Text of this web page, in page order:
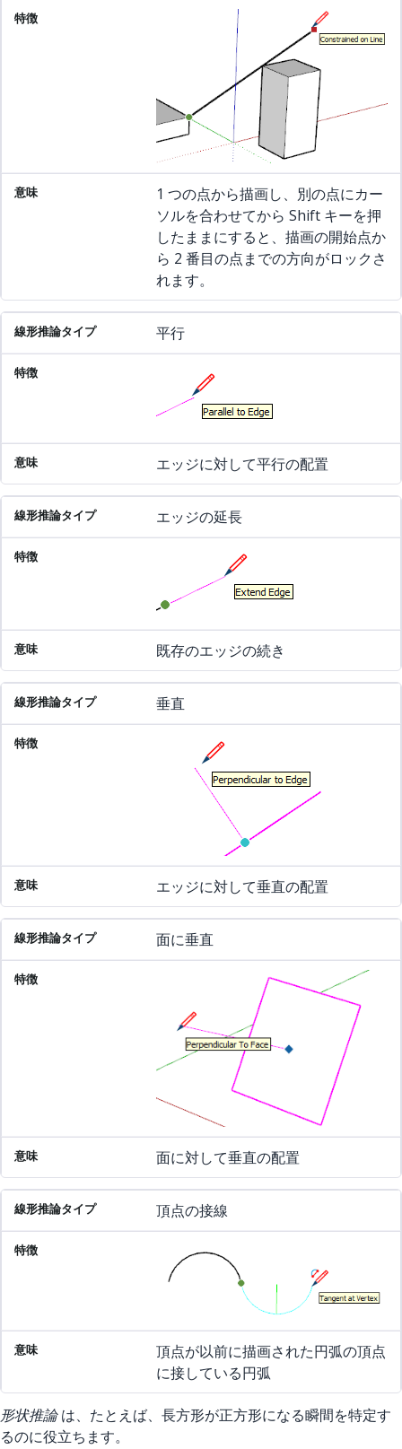
1 つの点から描画し、別の点にカー
ソルを合わせてから Shift キーを押
したままにすると、描画の開始点か
ら 2 番目の点までの方向がロックさ
れます。
平行
エッジに対して平行の配置
エッジの延長
既存のエッジの続き
垂直
エッジに対して垂直の配置
面に垂直
面に対して垂直の配置
頂点の接線
頂点が以前に描画された円弧の頂点
に接している円弧
形状推論は、たとえば、長方形が正方形になる瞬間を特定す
るのに役立ちます。